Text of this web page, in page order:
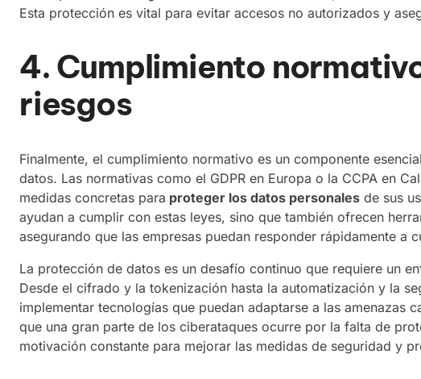
Esta protección es vital para evitar accesos no autorizados y
4. Cumplimiento
riesgos
Finalmente, el cumplimiento normativo es un componente
datos. Las normativas como el GDPR en Europa o la CCPA en
medidas concretas para proteger los datos personales de sus
ayudan a cumplir con estas leyes, sino que también ofrecen
asegurando que las empresas puedan responder rápidamente a
La protección de datos es un desafío continuo que requiere un
Desde el cifrado y la tokenización hasta la automatización y la
implementar tecnologías que puedan adaptarse a las amenazas
que una gran parte de los ciberataques ocurre por la falta de
motivación constante para mejorar las medidas de seguridad y